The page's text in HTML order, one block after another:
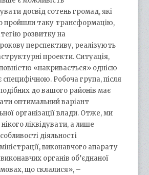
досвід сотень громад, які
пройшли таку трансформацію,
розвитку на
перспективу, реалізують
проекти. Ситуація,
«накривається» однією
Робоча група, після
до вашого районів має
оптимальний варіант
організації влади. Отже, ми
ліквідувати, а лише
діяльності
виконавчого апарату
органів об’єднаної
що склалися», –